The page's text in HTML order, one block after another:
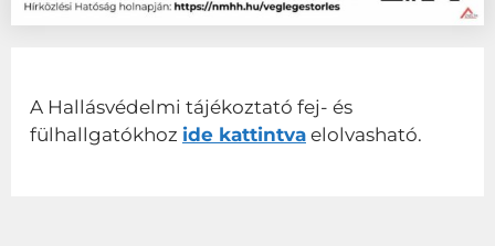
A Hallásvédelmi tájékoztató fej- és
fülhallgatókhoz ide kattintva elolvasható.